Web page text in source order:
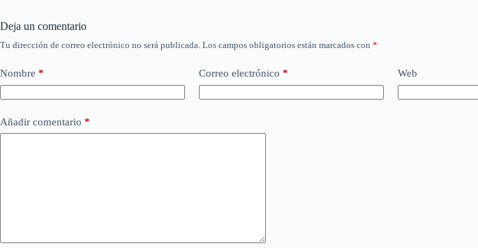
Deja un comentario
Tu dirección de correo electrónico no será publicada. Los campos obligatorios están marcados con *
Nombre * Correo electrónico * Web
Añadir comentario *